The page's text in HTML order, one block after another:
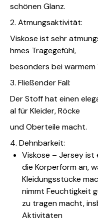
schönen Glanz.
2. Atmungsaktivität:
Viskose ist sehr
hmes Tragegefühl,
besonders bei warmem
3. Fließender Fall:
Der Stoff hat einen
al für Kleider, Röcke
und Oberteile macht.
4. Dehnbarkeit:
Viskose – Jersey
die Körperform an,
Kleidungsstücke
nimmt Feuchtigkeit
zu tragen macht,
Aktivitäten